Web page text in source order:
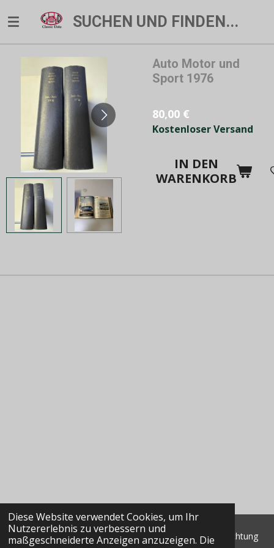
Diese Website verwendet Cookies, um Ihr
Nutzererlebnis zu verbessern und
maßgeschneiderte Anzeigen anzuzeigen. Die
Hauptinhalt
springen
SUCHEN UND FINDEN...
Auto Motor und
Sport 1976
80,00 €
Kostenloser Versand
IN DEN
WARENKORB
© 2022 - 2026 Classic Data GmbH & Co. KG Marktbeobachtung